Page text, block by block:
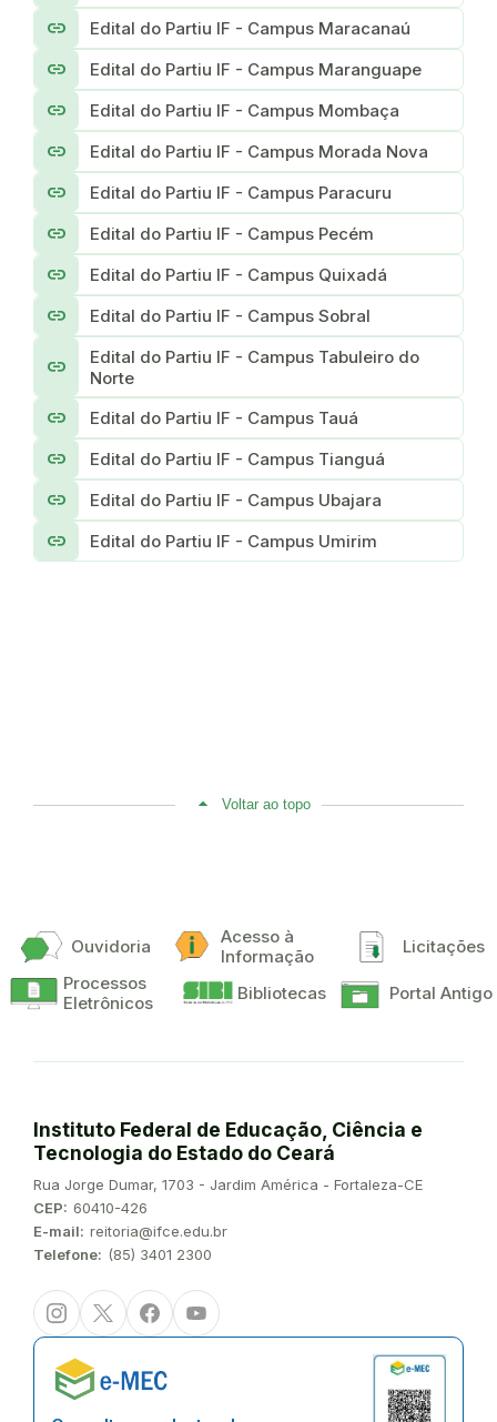
link Edital do Partiu IF - Campus Maracanaú
link Edital do Partiu IF - Campus Maranguape
link Edital do Partiu IF - Campus Mombaça
link Edital do Partiu IF - Campus Morada Nova
link Edital do Partiu IF - Campus Paracuru
link Edital do Partiu IF - Campus Pecém
link Edital do Partiu IF - Campus Quixadá
link Edital do Partiu IF - Campus Sobral
link
Edital do Partiu IF - Campus Tabuleiro do
Norte
link Edital do Partiu IF - Campus Tauá
link Edital do Partiu IF - Campus Tianguá
link Edital do Partiu IF - Campus Ubajara
link Edital do Partiu IF - Campus Umirim
Voltar ao topo
Ouvidoria
Acesso à
Informação
Licitações
Processos
Eletrônicos
Bibliotecas Portal Antigo
Instituto Federal de Educação, Ciência e
Tecnologia do Estado do Ceará
Endereço:
Rua Jorge Dumar, 1703 - Jardim América - Fortaleza-CE
CEP: 60410-426
E-mail: reitoria@ifce.edu.br
Telefone: (85) 3401 2300
InstagramTwitter/XFacebookYoutube